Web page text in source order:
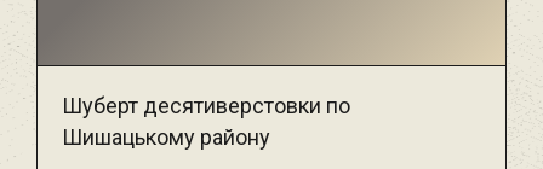
Шуберт десятиверстовки по
Шишацькому району